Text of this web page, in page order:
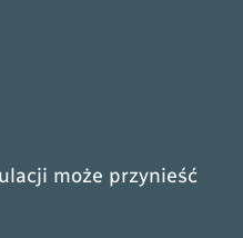
może przynieść